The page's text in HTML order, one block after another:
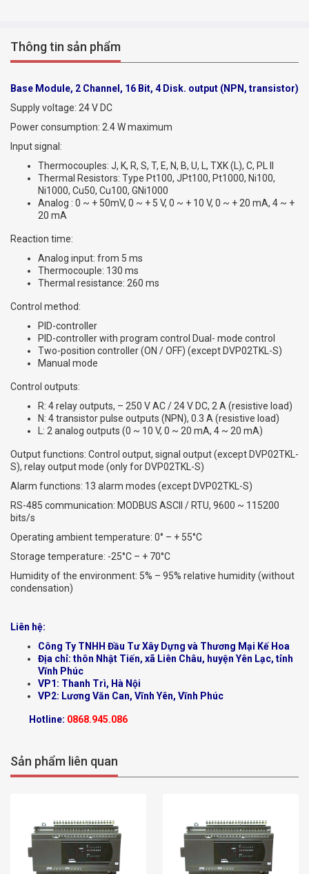
Thông tin sản phẩm
Base Module, 2 Channel, 16 Bit, 4 Disk. output (NPN, transistor)
Supply voltage: 24 V DC
Power consumption: 2.4 W maximum
Input signal:
Thermocouples: J, K, R, S, T, E, N, B, U, L, TXK (L), C, PL II
Thermal Resistors: Type Pt100, JPt100, Pt1000, Ni100,
Ni1000, Cu50, Cu100, GNi1000
Analog : 0 ~ + 50mV, 0 ~ + 5 V, 0 ~ + 10 V, 0 ~ + 20 mA, 4 ~ +
20 mA
Reaction time:
Analog input: from 5 ms
Thermocouple: 130 ms
Thermal resistance: 260 ms
Control method:
PID-controller
PID-controller with program control Dual- mode control
Two-position controller (ON / OFF) (except DVP02TKL-S)
Manual mode
Control outputs:
R: 4 relay outputs, – 250 V AC / 24 V DC, 2 A (resistive load)
N: 4 transistor pulse outputs (NPN), 0.3 A (resistive load)
L: 2 analog outputs (0 ~ 10 V, 0 ~ 20 mA, 4 ~ 20 mA)
Output functions: Control output, signal output (except DVP02TKL-
S), relay output mode (only for DVP02TKL-S)
Alarm functions: 13 alarm modes (except DVP02TKL-S)
RS-485 communication: MODBUS ASCII / RTU, 9600 ~ 115200
bits/s
Operating ambient temperature: 0° – + 55°С
Storage temperature: -25°C – + 70°С
Humidity of the environment: 5% – 95% relative humidity (without
condensation)
Liên hệ:
Công Ty TNHH Đầu Tư Xây Dựng và Thương Mại Kế Hoa
Địa chỉ: thôn Nhật Tiến, xã Liên Châu, huyện Yên Lạc, tỉnh
Vĩnh Phúc
VP1: Thanh Trì, Hà Nội
VP2: Lương Văn Can, Vĩnh Yên, Vĩnh Phúc
Hotline: 0868.945.086
Sản phẩm liên quan